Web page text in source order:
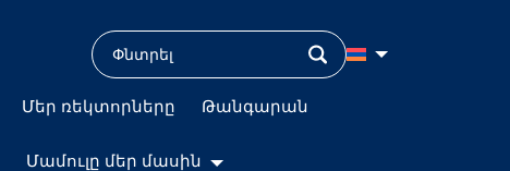
Մեր ռեկտորները Թանգարան
Մամուլը մեր մասին